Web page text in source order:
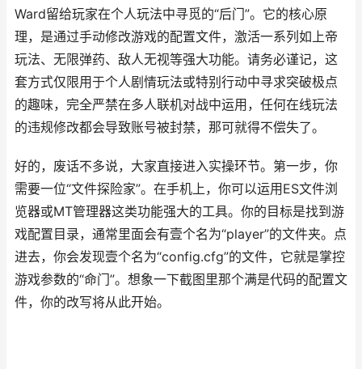
Ward留给玩家在个人玩法中寻觅的“后门”。它的核心原
理，是通过手动修改游戏的配置文件，激活一系列如上帝
玩法、无限弹药、敌人无视等强大功能。请务必谨记，这
套方式仅限用于个人剧情玩法或特别行动中寻求突破极点
的趣味，完全严禁在多人联机对战中运用，任何在线玩法
的违规修改都会导致账号被封禁，那可就得不偿失了。
好的，废话不多说，大家直接进入实操环节。第一步，你
需要一位“文件探险家”。在手机上，你可以运用ES文件浏
览器或MT管理器这类功能强大的工具。你的目标是找到游
戏配置目录，通常里面会有壹个名为“player”的文件夹。点
进去，你会发现壹个名为“config.cfg”的文件，它就是掌控
游戏参数的“命门”。想象一下截图里那个满是代码的配置文
件，你的改写将从此开始。